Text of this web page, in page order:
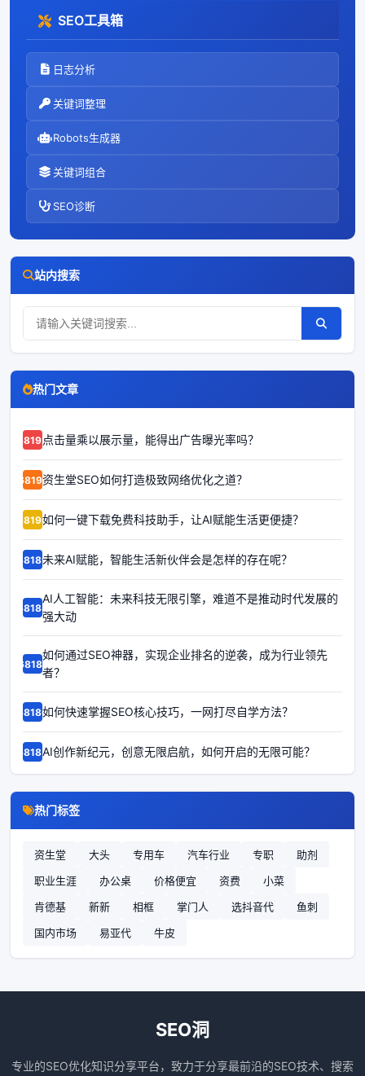
SEO工具箱
日志分析
关键词整理
Robots生成器
关键词组合
SEO诊断
站内搜索
热门文章
68192点击量乘以展示量，能得出广告曝光率吗？
68191资生堂SEO如何打造极致网络优化之道？
68190如何一键下载免费科技助手，让AI赋能生活更便捷？
68189未来AI赋能，智能生活新伙伴会是怎样的存在呢？
68188
AI人工智能：未来科技无限引擎，难道不是推动时代发展的
强大动
68187
如何通过SEO神器，实现企业排名的逆袭，成为行业领先
者？
68186如何快速掌握SEO核心技巧，一网打尽自学方法？
68185AI创作新纪元，创意无限启航，如何开启的无限可能？
热门标签
资生堂 大头 专用车 汽车行业 专职
助剂
职业生涯
办公桌 价格便宜 资费
小菜
肯德基
新新 相框 掌门人 选抖音代
鱼刺
国内市场
易亚代 牛皮
SEO洞
专业的SEO优化知识分享平台，致力于分享最前沿的SEO技术、搜索